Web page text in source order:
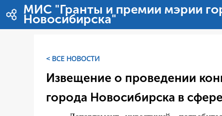
Salta al contigut
МИС "Гранты и премии мэрии
Новосибирска"
< ВСЕ НОВОСТИ
Извещение о проведении
города Новосибирска в